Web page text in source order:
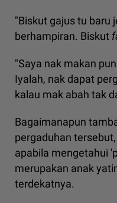
"Biskut gajus tu baru
berhampiran. Biskut
"Saya nak makan
Iyalah, nak dapat
kalau mak abah tak
Bagaimanapun
pergaduhan
apabila mengetahui
merupakan anak
terdekatnya.